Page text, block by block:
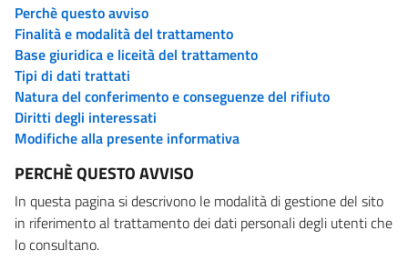
Perchè questo avviso
Finalità e modalità del trattamento
Base giuridica e liceità del trattamento
Tipi di dati trattati
Natura del conferimento e conseguenze del rifiuto
Diritti degli interessati
Modifiche alla presente informativa
PERCHÈ QUESTO AVVISO
In questa pagina si descrivono le modalità di gestione del sito
in riferimento al trattamento dei dati personali degli utenti che
lo consultano.